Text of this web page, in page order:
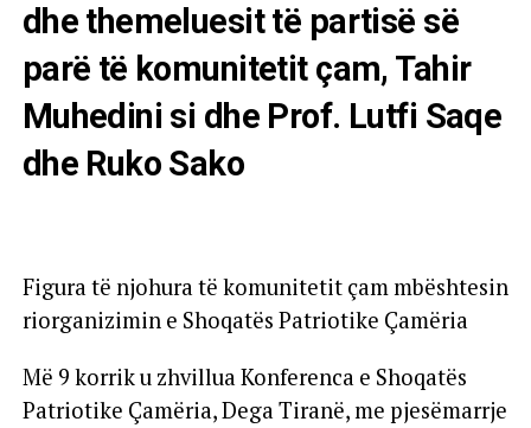
dhe themeluesit të partisë së
parë të komunitetit çam, Tahir
Muhedini si dhe Prof. Lutfi Saqe
dhe Ruko Sako
Figura të njohura të komunitetit çam mbështesin
riorganizimin e Shoqatës Patriotike Çamëria
Më 9 korrik u zhvillua Konferenca e Shoqatës
Patriotike Çamëria, Dega Tiranë, me pjesëmarrje